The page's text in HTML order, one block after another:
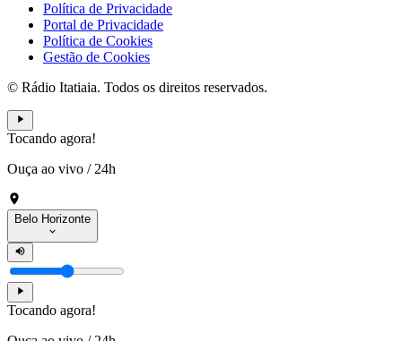
Política de Privacidade
Portal de Privacidade
Política de Cookies
Gestão de Cookies
© Rádio Itatiaia. Todos os direitos reservados.
Tocando agora!
Ouça ao vivo / 24h
Belo Horizonte
Tocando agora!